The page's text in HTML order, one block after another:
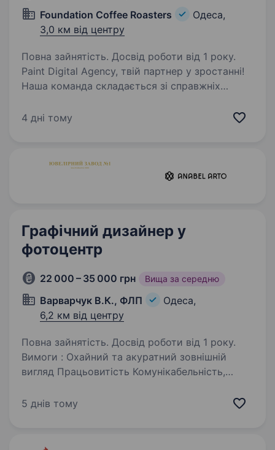
Foundation Coffee Roasters
Одеса,
3,0 км від центру
Повна зайнятість. Досвід роботи від 1 року.
Paint Digital Agency, твій партнер у зростанні!
Наша команда складається зі справжніх
проектами та допомагають клієнтам досягати
4 дні тому
Графічний дизайнер у
фотоцентр
22 000 – 35 000 грн Вища за середню
Варварчук В.К., ФЛП
Одеса,
6,2 км від центру
Повна зайнятість. Досвід роботи від 1 року.
Вимоги : Охайний та акуратний зовнішній
вигляд Працьовитість Комунікабельність,
клієнтами. Бажання працювати у колективі
5 днів тому